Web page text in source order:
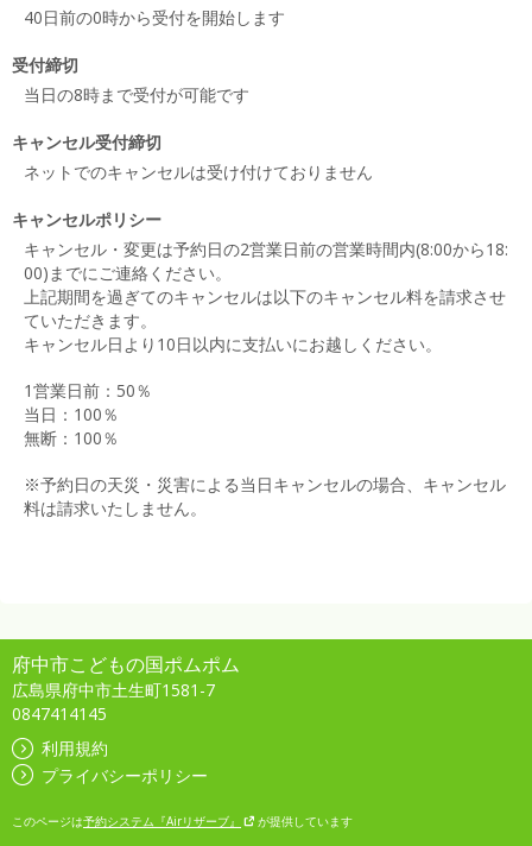
40日前の0時から受付を開始します
受付締切
当日の8時まで受付が可能です
キャンセル受付締切
ネットでのキャンセルは受け付けておりません
キャンセルポリシー
キャンセル・変更は予約日の2営業日前の営業時間内(8:00から18:
00)までにご連絡ください。
上記期間を過ぎてのキャンセルは以下のキャンセル料を請求させ
ていただきます。
キャンセル日より10日以内に支払いにお越しください。
1営業日前：50％
当日：100％
無断：100％
※予約日の天災・災害による当日キャンセルの場合、キャンセル
料は請求いたしません。
府中市こどもの国ポムポム
広島県府中市土生町1581-7
0847414145
利用規約
プライバシーポリシー
このページは予約システム『Airリザーブ』 が提供しています